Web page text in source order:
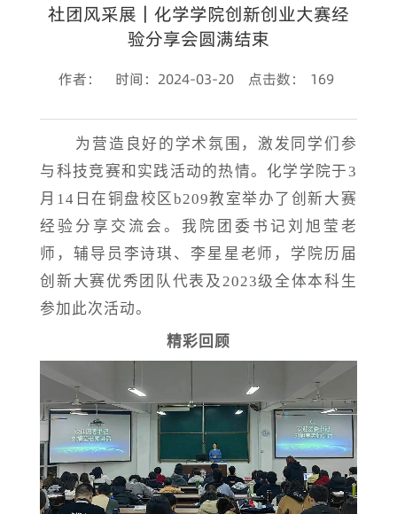
社团风采展｜化学学院创新创业大赛经
验分享会圆满结束
作者： 时间：2024-03-20 点击数： 169
为营造良好的学术氛围，激发同学们参
与科技竞赛和实践活动的热情。化学学院于3
月14日在铜盘校区b209教室举办了创新大赛
经验分享交流会。我院团委书记刘旭莹老
师，辅导员李诗琪、李星星老师，学院历届
创新大赛优秀团队代表及2023级全体本科生
参加此次活动。
精彩回顾